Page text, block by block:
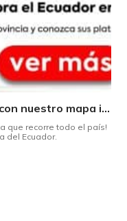
Descubra el sabor de Ecuador con nuestro mapa interactivo de recetas
que recorre todo el país!
del Ecuador.